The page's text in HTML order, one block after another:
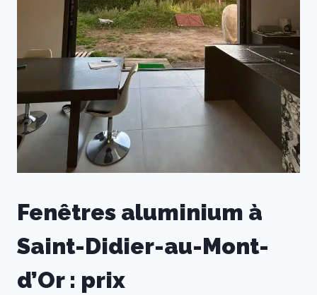
Fenêtres aluminium à
Saint-Didier-au-Mont-
d’Or : prix